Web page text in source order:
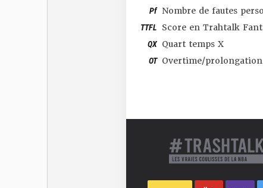
Pf Nombre de fautes
TTFL Score en Trahtalk
QX Quart temps X
OT Overtime/prolongation